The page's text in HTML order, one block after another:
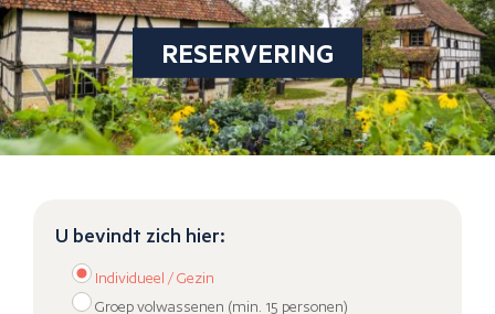
RESERVERING
U bevindt zich hier:
Individueel / Gezin
Groep volwassenen (min. 15 personen)